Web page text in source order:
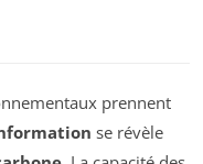
prennent
se révèle